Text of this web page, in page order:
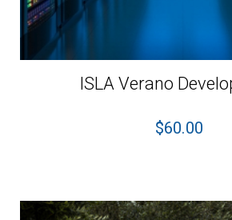
ISLA Verano
$60.00